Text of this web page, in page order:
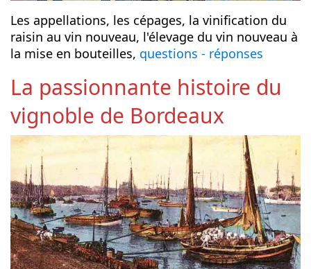
Les appellations, les cépages, la vinification du
raisin au vin nouveau, l'élevage du vin nouveau à
la mise en bouteilles, questions - réponses
La passionnante histoire du
vignoble de Bordeaux